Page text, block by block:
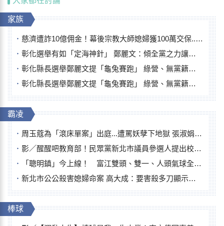
家族
慈濟遭詐10億佣金！幕後宗教大師媳婦獲100萬交保...快步奔離不發一語
彰化選舉有如「定海神針」 鄭麗文：傾全黨之力讓彰化贏
彰化縣長選舉鄭麗文提「龜兔賽跑」 綠營、無黨籍忙否認是烏龜
彰化縣長選舉鄭麗文提「龜兔賽跑」 綠營、無黨籍忙否認是烏龜
霸凌
周玉蔻為「滾床單案」出庭...遭罵妖孽下地獄 張淑娟批：舌頭殺人有罪
影／醒醒吧教育部！民眾黨新北市議員參選人提出校園反毒防線升級政見
「聰明鎮」今上線！ 富江雙頭、雙一、人頭氣球全登場
新北市公公殺害媳婦命案 高大成：要害殺多刀顯示怨恨深
棒球